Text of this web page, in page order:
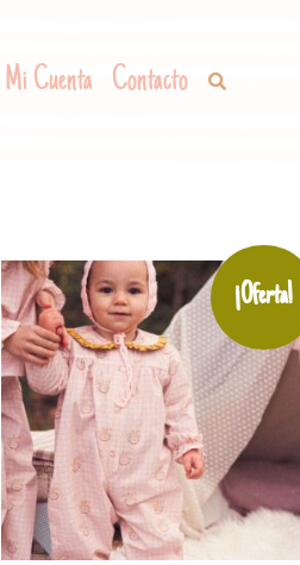
Mi Cuenta Contacto
¡Oferta!